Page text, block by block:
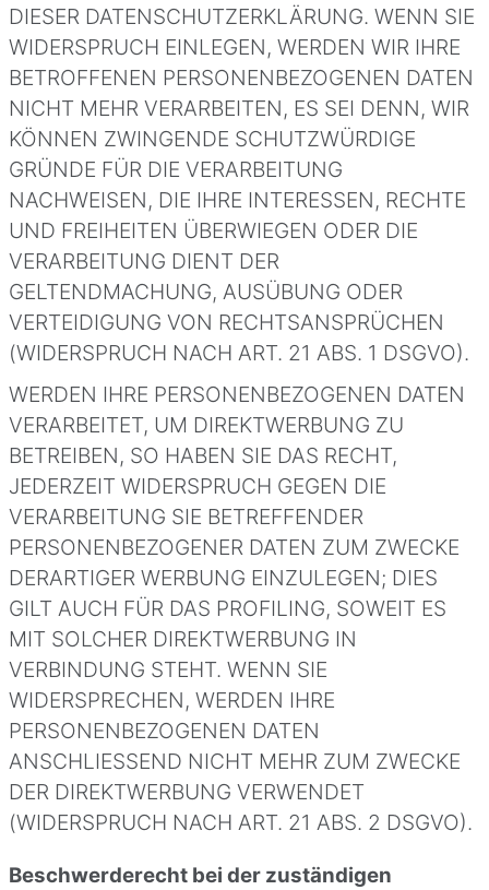
DIESER DATENSCHUTZERKLÄRUNG. WENN SIE
WIDERSPRUCH EINLEGEN, WERDEN WIR IHRE
BETROFFENEN PERSONENBEZOGENEN DATEN
NICHT MEHR VERARBEITEN, ES SEI DENN, WIR
KÖNNEN ZWINGENDE SCHUTZWÜRDIGE
GRÜNDE FÜR DIE VERARBEITUNG
NACHWEISEN, DIE IHRE INTERESSEN, RECHTE
UND FREIHEITEN ÜBERWIEGEN ODER DIE
VERARBEITUNG DIENT DER
GELTENDMACHUNG, AUSÜBUNG ODER
VERTEIDIGUNG VON RECHTSANSPRÜCHEN
(WIDERSPRUCH NACH ART. 21 ABS. 1 DSGVO).
WERDEN IHRE PERSONENBEZOGENEN DATEN
VERARBEITET, UM DIREKTWERBUNG ZU
BETREIBEN, SO HABEN SIE DAS RECHT,
JEDERZEIT WIDERSPRUCH GEGEN DIE
VERARBEITUNG SIE BETREFFENDER
PERSONENBEZOGENER DATEN ZUM ZWECKE
DERARTIGER WERBUNG EINZULEGEN; DIES
GILT AUCH FÜR DAS PROFILING, SOWEIT ES
MIT SOLCHER DIREKTWERBUNG IN
VERBINDUNG STEHT. WENN SIE
WIDERSPRECHEN, WERDEN IHRE
PERSONENBEZOGENEN DATEN
ANSCHLIESSEND NICHT MEHR ZUM ZWECKE
DER DIREKTWERBUNG VERWENDET
(WIDERSPRUCH NACH ART. 21 ABS. 2 DSGVO).
Beschwerde­recht bei der zuständigen